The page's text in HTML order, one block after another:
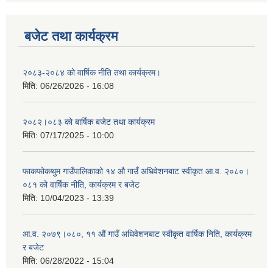
बजेट तथा कार्यक्रम
२०८३-२०८४ को वार्षिक नीति तथा कार्यक्रम।
मिति: 06/26/2026 - 16:08
२०८२।०८३ को बार्षिक बजेट तथा कार्यक्रम
मिति: 07/17/2025 - 10:00
फाकफोकथुम गाउँपालिकाको १४ औ गाउँ अधिवेशनबाट स्वीकृत आ.व. २०८०।
०८१ को वार्षिक नीति, कार्यक्रम र बजेट
मिति: 10/04/2023 - 13:39
आ.व. २०७९।०८०, ११ औं गाउँ अधिवेशनबाट स्वीकृत वार्षिक निति, कार्यक्रम
र बजेट
मिति: 06/28/2022 - 15:04